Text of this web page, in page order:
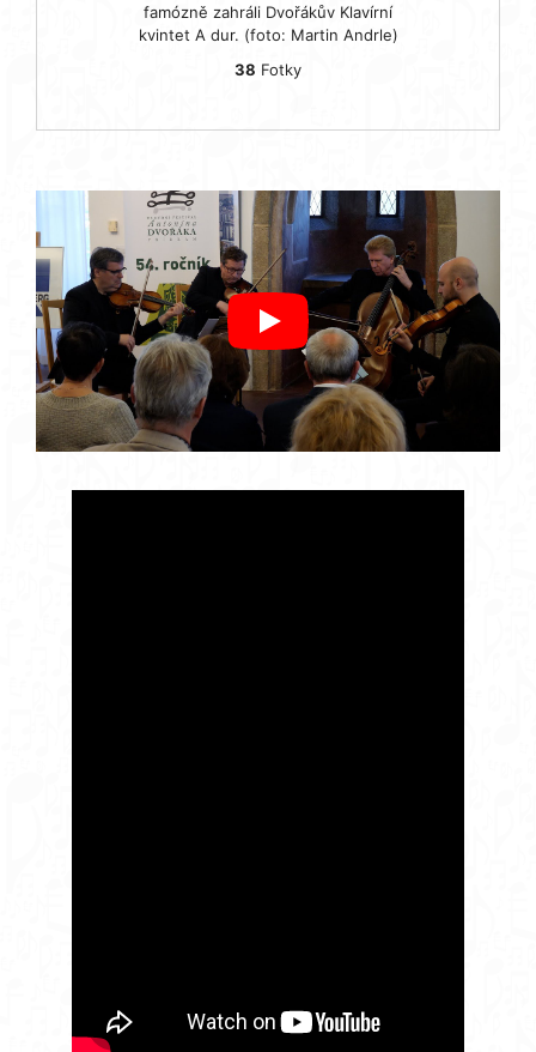
famózně zahráli Dvořákův Klavírní
kvintet A dur. (foto: Martin Andrle)
38 Fotky